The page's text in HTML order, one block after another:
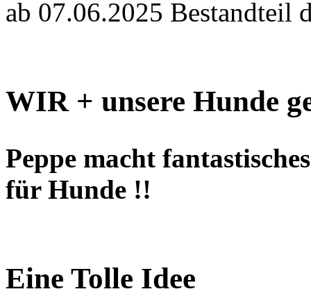
ab 07.06.2025 Bestandteil
WIR + unsere Hunde
Peppe macht
für Hunde !!
Eine Tolle Idee